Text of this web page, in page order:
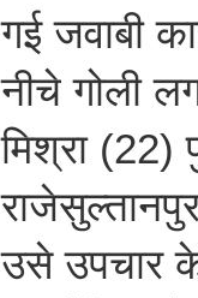
गई जवाबी
नीचे गोली
मिश्रा (22)
उसे उपचार